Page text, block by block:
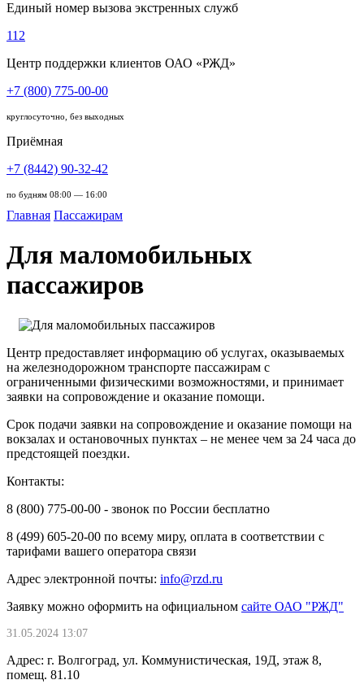
Единый номер вызова экстренных служб
112
Центр поддержки клиентов ОАО «РЖД»
+7 (800) 775-00-00
круглосуточно, без выходных
Приёмная
+7 (8442) 90-32-42
по будням 08:00 — 16:00
Главная Пассажирам
Для маломобильных
пассажиров
Центр предоставляет информацию об услугах, оказываемых
на железнодорожном транспорте пассажирам с
ограниченными физическими возможностями, и принимает
заявки на сопровождение и оказание помощи.
Срок подачи заявки на сопровождение и оказание помощи на
вокзалах и остановочных пунктах – не менее чем за 24 часа до
предстоящей поездки.
Контакты:
8 (800) 775-00-00 - звонок по России бесплатно
8 (499) 605-20-00 по всему миру, оплата в соответствии с
тарифами вашего оператора связи
Адрес электронной почты: info@rzd.ru
Заявку можно оформить на официальном сайте ОАО "РЖД"
31.05.2024 13:07
Адрес: г. Волгоград, ул. Коммунистическая, 19Д, этаж 8,
помещ. 81.10